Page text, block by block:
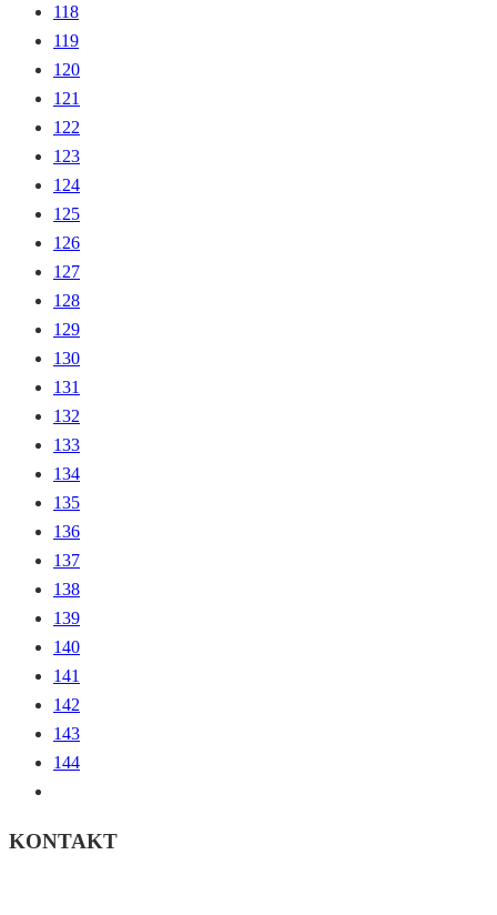
118
119
120
121
122
123
124
125
126
127
128
129
130
131
132
133
134
135
136
137
138
139
140
141
142
143
144
KONTAKT